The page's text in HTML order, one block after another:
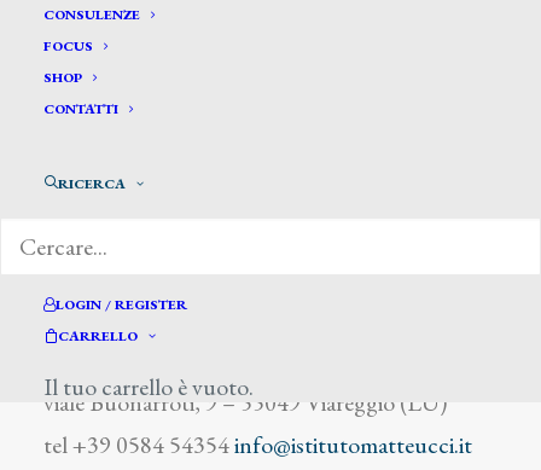
CONSULENZE
FOCUS
SHOP
CONTATTI
RICERCA
LOGIN / REGISTER
CARRELLO
Il tuo carrello è vuoto.
Dazzi C.
viale Buonarroti, 9 – 55049 Viareggio (LU)
tel +39 0584 54354info@istitutomatteucci.it